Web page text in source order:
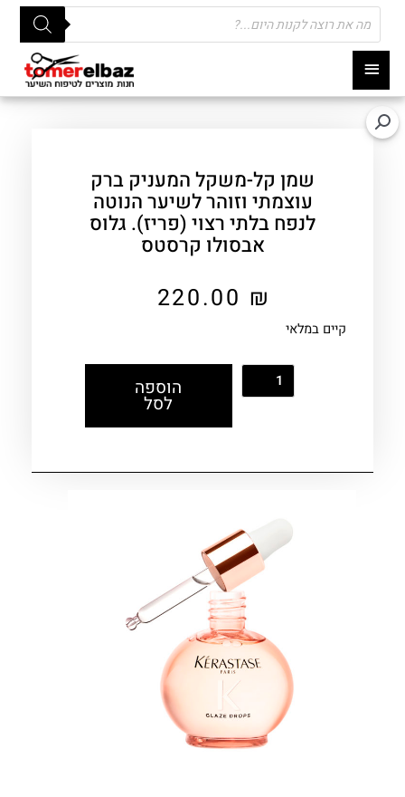
תפריט
ראשי
Products
search
שמן קל-משקל המעניק ברק
עוצמתי וזוהר לשיער הנוטה
לנפח בלתי רצוי (פריז). גלוס
אבסולו קרסטס
220.00 ₪
קיים במלאי
הוספה
לסל